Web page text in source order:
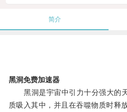
简介
黑洞免费加速器
黑洞是宇宙中引力十分强大的
质吸入其中，并且在吞噬物质时释